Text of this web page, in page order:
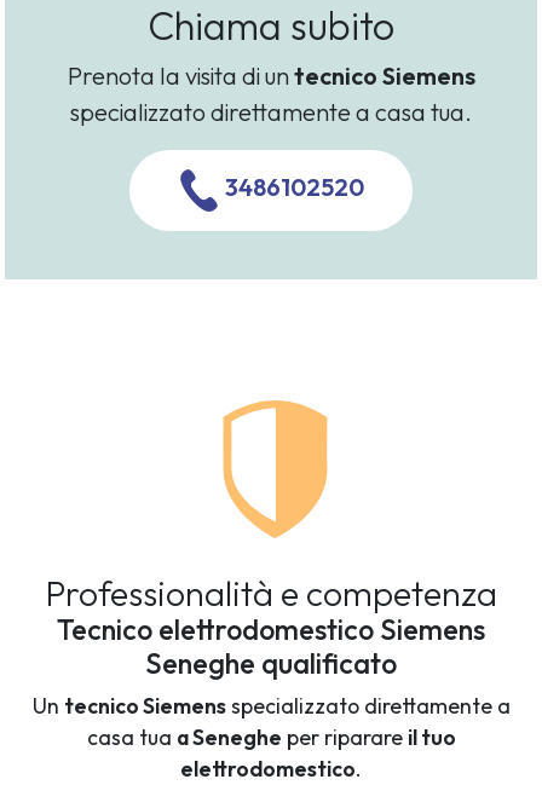
Chiama subito
Prenota la visita di untecnico Siemens
specializzato direttamente a casa tua.
3486102520
Professionalità e competenza
Tecnico elettrodomestico Siemens
Seneghe qualificato
Un tecnico Siemensspecializzato direttamente a
casa tua a Seneghe per riparare il tuo
elettrodomestico.